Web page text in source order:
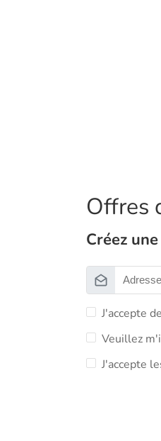
Offres
Créez
J'accepte
Veuillez
J'accepte